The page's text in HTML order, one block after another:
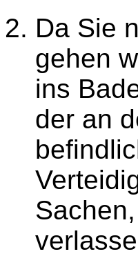
Da Sie
gehen
ins
der an